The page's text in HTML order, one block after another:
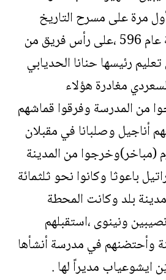
مرة على مسرح التاريخ
،حينما غادر المدرسة عام 596 ،على رأس فريق من
رئيسها حنانا الحديابي
مغادرة هؤلاء
من المدرسة وفرقوا قماشهم
أناجيل وصلبانا في مقبلان
(مباخر)وخرجوا من المدينة
باعوثا وكانوا نحو ثلثمائة
بلد وكانت المحطة
ونينوى ،استقبلهم
وأحتضنهم في مدرسة أنشأها
ايشوعياب مديراً لها .